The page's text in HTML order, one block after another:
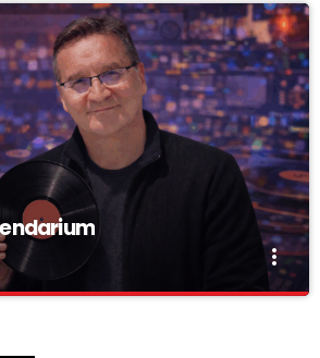
more_vert
– Twoja codzienna pigułka historii